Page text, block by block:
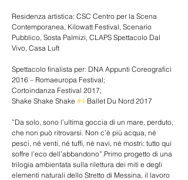
Residenza artistica: CSC Centro per la Scena
Contemporanea, Kilowatt Festival, Scenario
Pubblico, Sosta Palmizi, CLAPS Spettacolo Dal
Vivo, Casa Luft
Spettacolo finalista per: DNA Appunti Coreografici
2016 – Romaeuropa Festival;
Cortoindanza Festival 2017;
Shake Shake Shake #4 Ballet Du Nord 2017
”Da solo, sono l’ultima goccia di un mare, perduto,
che non può ritrovarsi. Non c’è più acqua, né
pesci, né venti, né tuffi, né navi, né mostri: tutto qui
soffre l’eco dell’abbandono”.Primo progetto di una
trilogia ambientata sulla rilettura dei miti e degli
elementi naturali dello Stretto di Messina, il lavoro